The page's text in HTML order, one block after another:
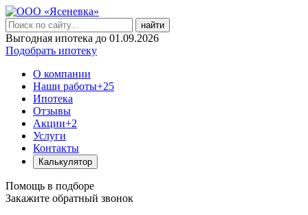
найти
Выгодная ипотека до 01.09.2026
Подобрать ипотеку
О компании
Наши работы+25
Ипотека
Отзывы
Акции+2
Услуги
Контакты
Калькулятор
Помощь в подборе
Закажите обратный звонок